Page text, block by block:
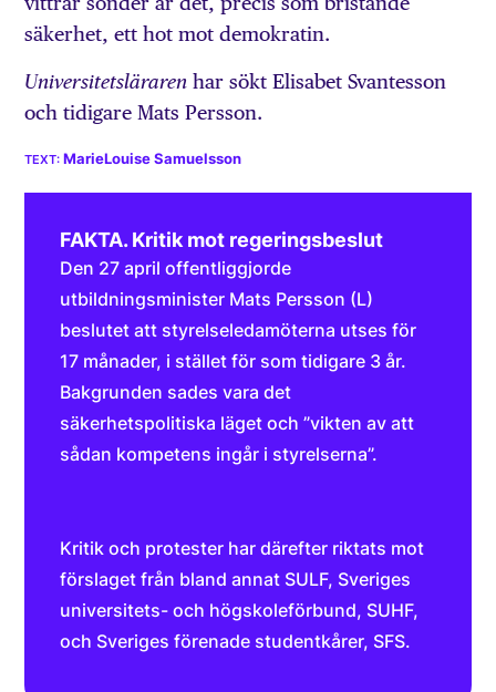
säkerhet, ett hot mot demokratin.
Universitetsläraren har sökt Elisabet Svantesson
och tidigare Mats Persson.
MarieLouise Samuelsson
FAKTA. Kritik mot regeringsbeslut
Den 27 april offentliggjorde
utbildningsminister Mats Persson (L)
beslutet att styrelseledamöterna utses för
17 månader, i stället för som tidigare 3 år.
Bakgrunden sades vara det
säkerhetspolitiska läget och ”vikten av att
sådan kompetens ingår i styrelserna”.
Kritik och protester har därefter riktats mot
förslaget från bland annat SULF, Sveriges
universitets- och högskoleförbund, SUHF,
och Sveriges förenade studentkårer, SFS.